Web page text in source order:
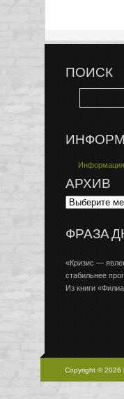
ПОИСК
Информация
АРХИВ
ФРАЗА
«Кризис —
стабильнее
Из книги
Copyright © 2026